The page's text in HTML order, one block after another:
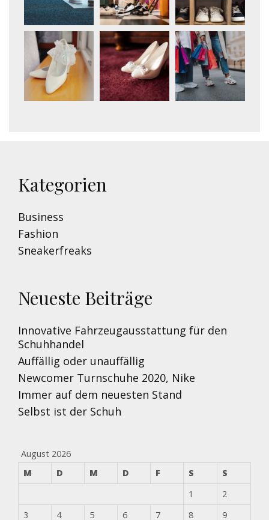
Kategorien
Business
Fashion
Sneakerfreaks
Neueste Beiträge
Innovative Fahrzeugausstattung für den
Schuhhandel
Auffällig oder unauffällig
Newcomer Turnschuhe 2020, Nike
Immer auf dem neuesten Stand
Selbst ist der Schuh
August 2026
M
D M D F S
S
1
2
3
4 5 6 7 8 9